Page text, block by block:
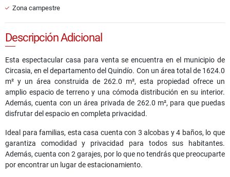
Zona campestre
Descripción Adicional
Esta espectacular casa para venta se encuentra en el municipio de
Circasia, en el departamento del Quindío. Con un área total de 1624.0
m² y un área construida de 262.0 m², esta propiedad ofrece un
amplio espacio de terreno y una cómoda distribución en su interior.
Además, cuenta con un área privada de 262.0 m², para que puedas
disfrutar del espacio en completa privacidad.
Ideal para familias, esta casa cuenta con 3 alcobas y 4 baños, lo que
garantiza comodidad y privacidad para todos sus habitantes.
Además, cuenta con 2 garajes, por lo que no tendrás que preocuparte
por encontrar un lugar de estacionamiento.